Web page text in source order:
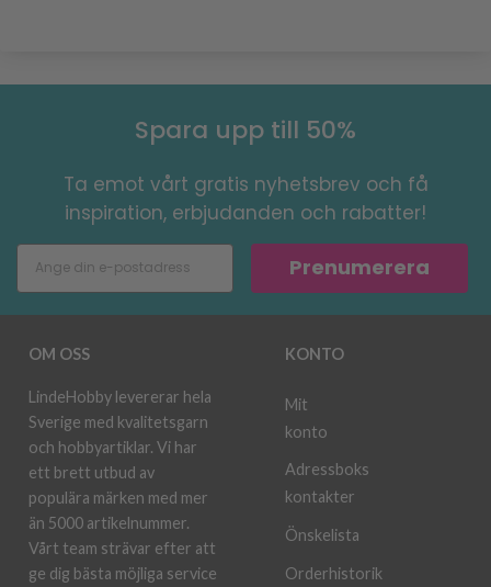
Spara upp till 50%
Ta emot vårt gratis nyhetsbrev och få
inspiration, erbjudanden och rabatter!
Prenumerera
OM OSS
LindeHobby levererar hela
Sverige med kvalitetsgarn
och hobbyartiklar. Vi har
ett brett utbud av
populära märken med mer
än 5000 artikelnummer.
Vårt team strävar efter att
ge dig bästa möjliga service
KONTO
Mit
konto
Adressboks
kontakter
Önskelista
Orderhistorik